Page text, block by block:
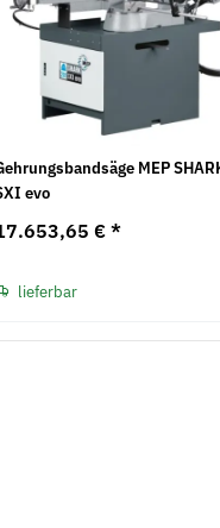
MEP
evo
€*
lieferbar